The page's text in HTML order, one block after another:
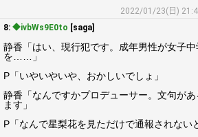
2022/01/23(日)
8: ◆ivbWs9E0to [saga]
静香「はい、現行犯です。成年男性が女子中
を……」
P「いやいやいや、おかしいでしょ」
静香「なんですかプロデューサー。文句が
ます」
P「なんで星梨花を見ただけで通報されない